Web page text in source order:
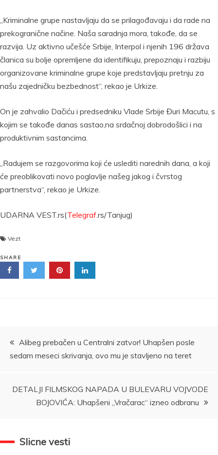
„Kriminalne grupe nastavljaju da se prilagođavaju i da rade na
prekogranične načine. Naša saradnja mora, takođe, da se
razvija. Uz aktivno učešće Srbije, Interpol i njenih 196 država
članica su bolje opremljene da identifikuju, prepoznaju i razbiju
organizovane kriminalne grupe koje predstavljaju pretnju za
našu zajedničku bezbednost“, rekao je Urkize.
On je zahvalio Dačiću i predsedniku Vlade Srbije Đuri Macutu, s
kojim se takođe danas sastao,na srdačnoj dobrodošlici i na
produktivnim sastancima.
„Radujem se razgovorima koji će uslediti narednih dana, a koji
će preoblikovati novo poglavlje našeg jakog i čvrstog
partnerstva“, rekao je Urkize.
UDARNA VEST.rs(Telegraf.rs/Tanjug)
Vezt
SHARE
Kretanje
Alibeg prebačen u Centralni zatvor! Uhapšen posle
sedam meseci skrivanja, ovo mu je stavljeno na teret
DETALJI FILMSKOG NAPADA U BULEVARU VOJVODE
BOJOVIĆA: Uhapšeni „Vračarac“ izneo odbranu
Slicne vesti